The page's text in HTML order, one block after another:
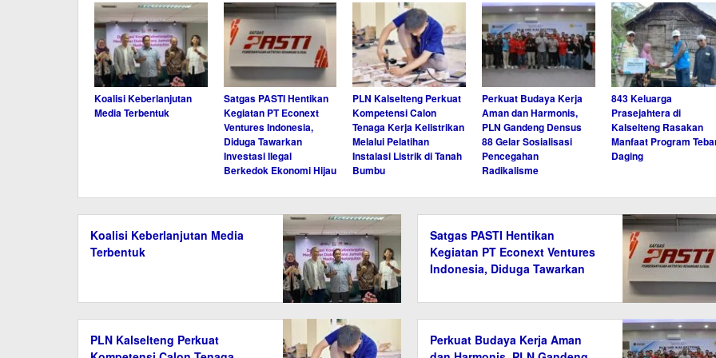
Koalisi Keberlanjutan
Media Terbentuk
Satgas PASTI Hentikan
Kegiatan PT Econext
Ventures Indonesia,
Diduga Tawarkan
Investasi Ilegal
Berkedok Ekonomi Hijau
PLN Kalselteng Perkuat
Kompetensi Calon
Tenaga Kerja Kelistrikan
Melalui Pelatihan
Instalasi Listrik di Tanah
Bumbu
Perkuat Budaya Kerja
Aman dan Harmonis,
PLN Gandeng Densus
88 Gelar Sosialisasi
Pencegahan
Radikalisme
843 Keluarga
Prasejahtera di
Kalselteng Rasakan
Manfaat Program
Daging
Koalisi Keberlanjutan Media
Terbentuk
Satgas PASTI Hentikan
Kegiatan PT Econext Ventures
Indonesia, Diduga Tawarkan
Ekonomi Hijau
PLN Kalselteng Perkuat
Perkuat Budaya Kerja Aman